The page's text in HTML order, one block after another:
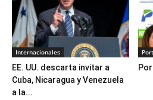
Internacionales
EE. UU. descarta invitar a
Cuba, Nicaragua y Venezuela
a la...